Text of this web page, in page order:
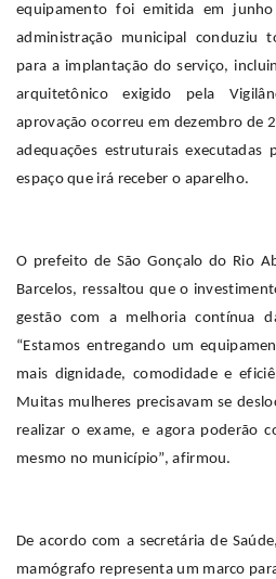
equipamento foi emitida em
administração municipal conduziu
para a implantação do serviço,
arquitetônico exigido pela
aprovação ocorreu em dezembro de
adequações estruturais executadas
espaço que irá receber o aparelho.
O prefeito de São Gonçalo do Rio
Barcelos, ressaltou que o
gestão com a melhoria contínua
“Estamos entregando um
mais dignidade, comodidade e
Muitas mulheres precisavam se
realizar o exame, e agora poderão
mesmo no município”, afirmou.
De acordo com a secretária de
mamógrafo representa um marco